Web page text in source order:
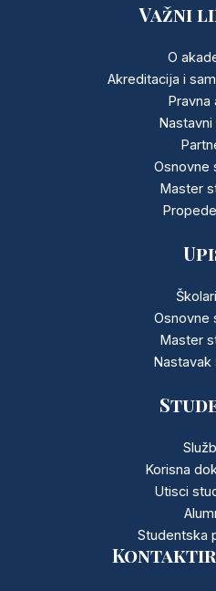
Važni
O
Akreditacija i
Pravna
Nastavni
Osnovne
Master
Osnovne
Master
Nastavak
Korisna
Utisci
Studentska